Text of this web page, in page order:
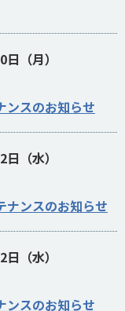
（月）
ンスのお知らせ
（水）
ナンスのお知らせ
（水）
ンスのお知らせ